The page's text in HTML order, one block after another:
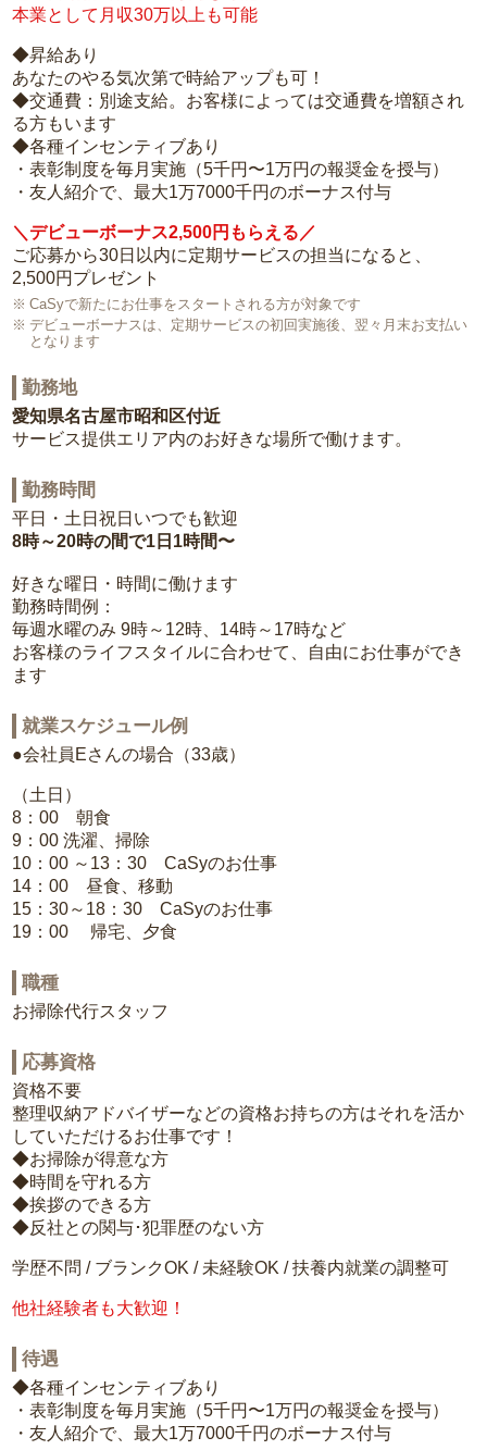
本業として月収30万以上も可能
◆昇給あり
あなたのやる気次第で時給アップも可！
◆交通費：別途支給。お客様によっては交通費を増額され
る方もいます
◆各種インセンティブあり
・表彰制度を毎月実施（5千円〜1万円の報奨金を授与）
・友人紹介で、最大1万7000千円のボーナス付与
＼デビューボーナス2,500円もらえる／
ご応募から30日以内に定期サービスの担当になると、
2,500円プレゼント
CaSyで新たにお仕事をスタートされる方が対象です
デビューボーナスは、定期サービスの初回実施後、翌々月末お支払い
となります
勤務地
愛知県名古屋市昭和区付近
サービス提供エリア内のお好きな場所で働けます。
勤務時間
平日・土日祝日いつでも歓迎
8時～20時の間で1日1時間〜
好きな曜日・時間に働けます
勤務時間例：
毎週水曜のみ 9時～12時、14時～17時など
お客様のライフスタイルに合わせて、自由にお仕事ができ
ます
就業スケジュール例
●会社員Eさんの場合（33歳）
（土日）
8：00 朝食
9：00 洗濯、掃除
10：00 ～13：30 CaSyのお仕事
14：00 昼食、移動
15：30～18：30 CaSyのお仕事
19：00 帰宅、夕食
職種
お掃除代行スタッフ
応募資格
資格不要
整理収納アドバイザーなどの資格お持ちの方はそれを活か
していただけるお仕事です！
◆お掃除が得意な方
◆時間を守れる方
◆挨拶のできる方
◆反社との関与･犯罪歴のない方
学歴不問 / ブランクOK / 未経験OK / 扶養内就業の調整可
他社経験者も大歓迎！
待遇
◆各種インセンティブあり
・表彰制度を毎月実施（5千円〜1万円の報奨金を授与）
・友人紹介で、最大1万7000千円のボーナス付与